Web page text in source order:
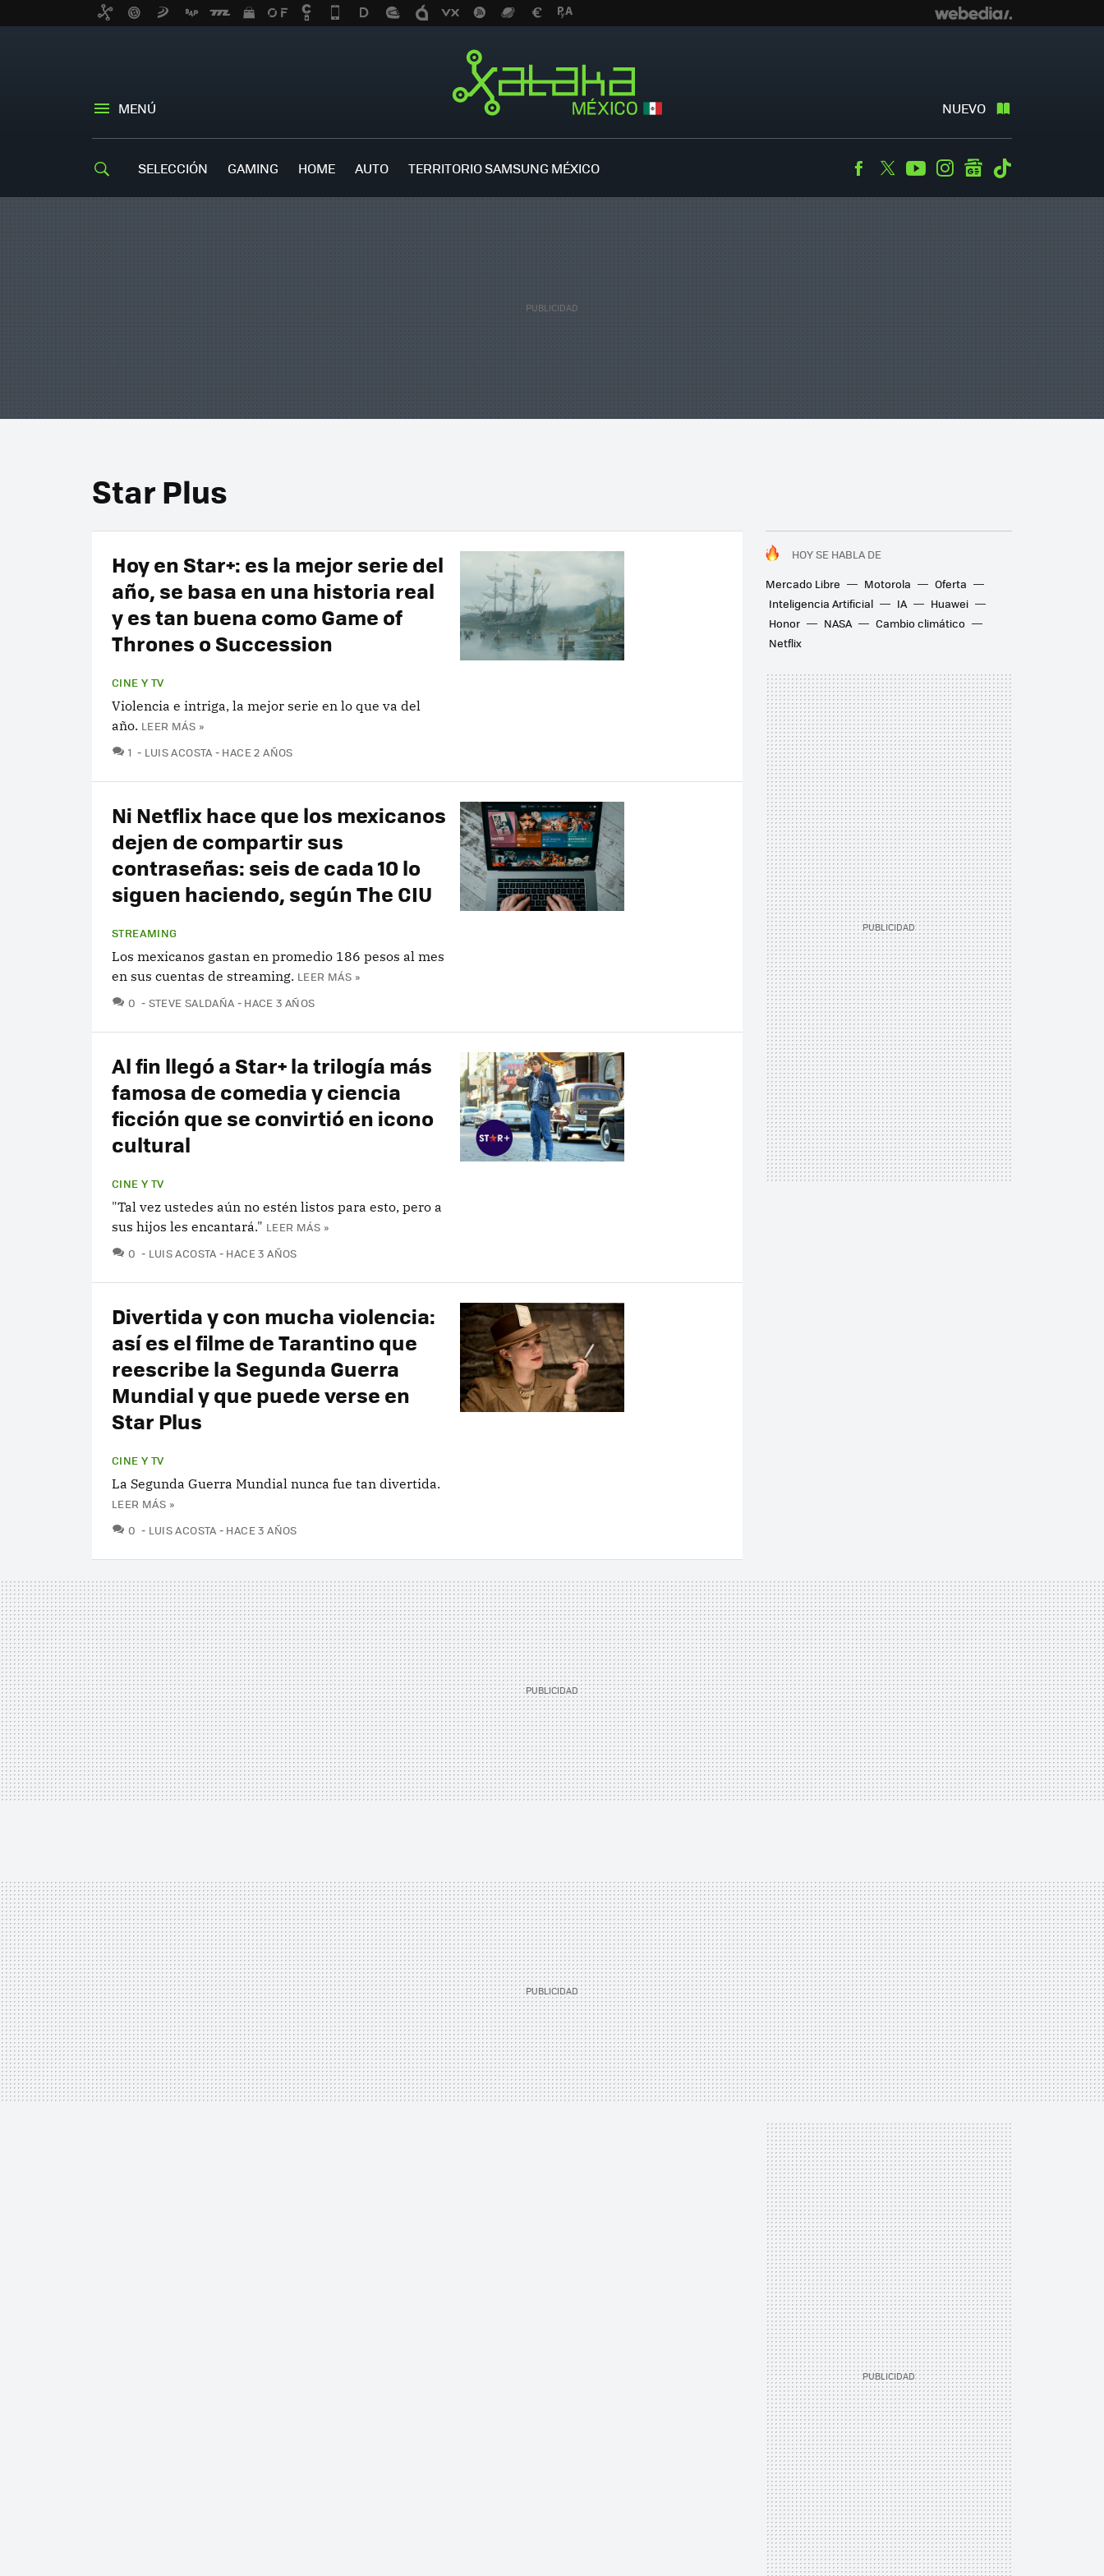
MENÚ NUEVO
SELECCIÓN GAMING HOME AUTO TERRITORIO SAMSUNG MÉXICO Facebook
TwitterYoutubeInstagramgooglenews
Star Plus
HOY SE HABLA DE
Mercado Libre
Motorola
Oferta
Inteligencia Artificial
IA
Huawei
Honor
NASA
Cambio climático
Netflix
Hoy en Star+: es la mejor serie del
año, se basa en una historia real
y es tan buena como Game of
Thrones o Succession
CINE Y TV
Violencia e intriga, la mejor serie en lo que va del
año. LEER MÁS »
1 COMENTARIOS
LUIS ACOSTA HACE 2 AÑOS
Ni Netflix hace que los mexicanos
dejen de compartir sus
contraseñas: seis de cada 10 lo
siguen haciendo, según The CIU
STREAMING
Los mexicanos gastan en promedio 186 pesos al mes
en sus cuentas de streaming. LEER MÁS »
0 COMENTARIOS
STEVE SALDAÑA HACE 3 AÑOS
Al fin llegó a Star+ la trilogía más
famosa de comedia y ciencia
ficción que se convirtió en icono
cultural
CINE Y TV
"Tal vez ustedes aún no estén listos para esto, pero a
sus hijos les encantará." LEER MÁS »
0 COMENTARIOS
LUIS ACOSTA HACE 3 AÑOS
Divertida y con mucha violencia:
así es el filme de Tarantino que
reescribe la Segunda Guerra
Mundial y que puede verse en
Star Plus
CINE Y TV
La Segunda Guerra Mundial nunca fue tan divertida.
LEER MÁS »
0 COMENTARIOS
LUIS ACOSTA HACE 3 AÑOS